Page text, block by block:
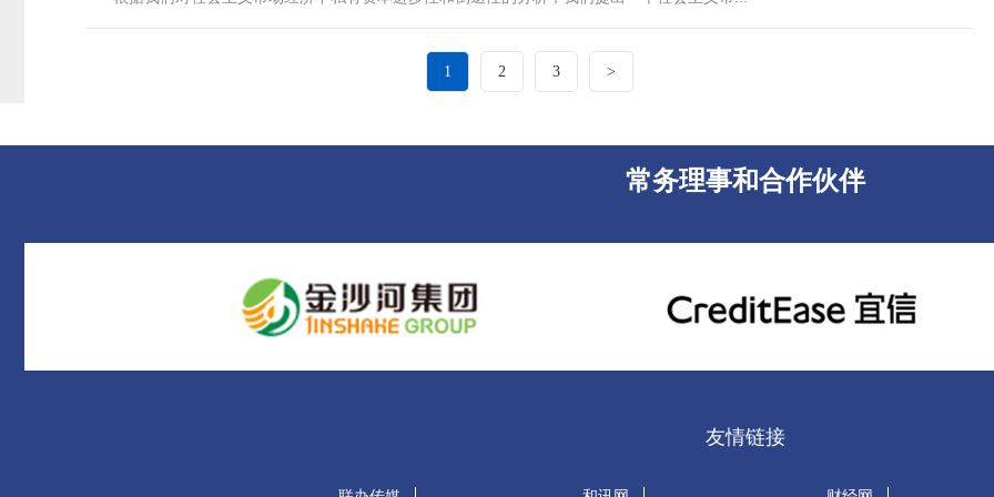
1 2 3 >
常务理事和合作伙伴
友情链接